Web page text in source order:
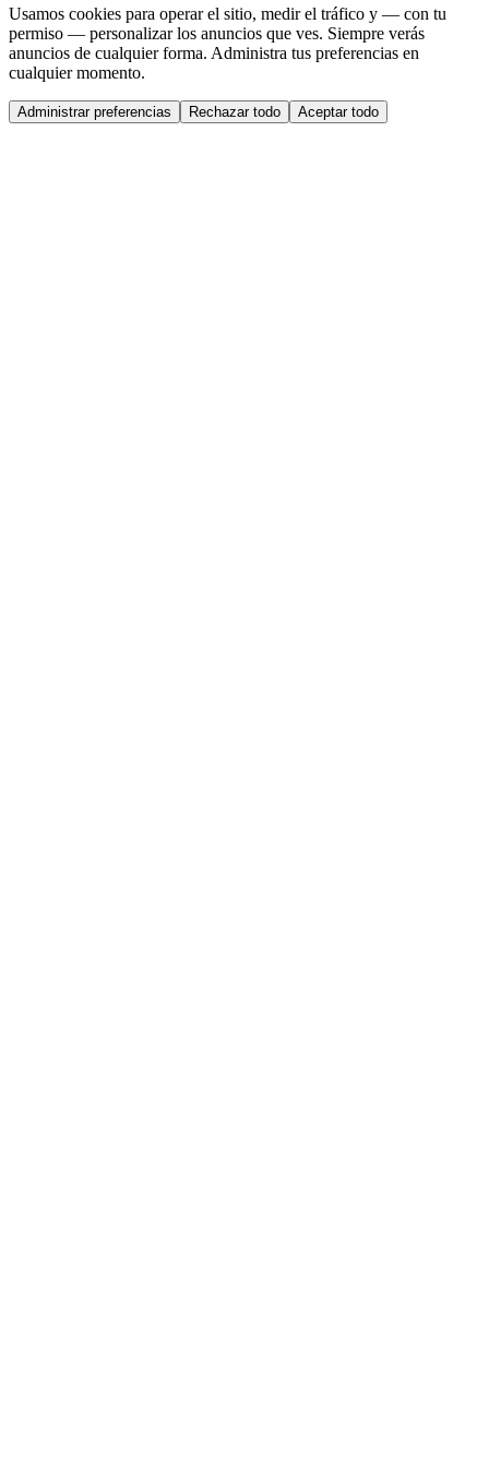
Usamos cookies para operar el sitio, medir el tráfico y — con tu
permiso — personalizar los anuncios que ves. Siempre verás
anuncios de cualquier forma. Administra tus preferencias en
cualquier momento.
Administrar preferencias Rechazar todo Aceptar todo